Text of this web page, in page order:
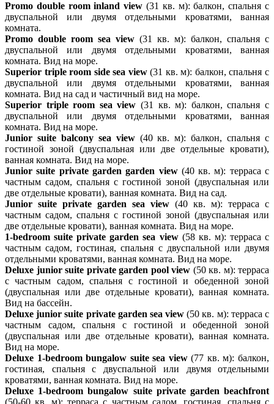
Promo double room inland view (31 кв. м): балкон, спальня с
двуспальной или двумя отдельными кроватями, ванная
комната.
Promo double room sea view (31 кв. м): балкон, спальня с
двуспальной или двумя отдельными кроватями, ванная
комната. Вид на море.
Superior triple room side sea view(31 кв. м): балкон, спальня с
двуспальной или двумя отдельными кроватями, ванная
комната. Вид на сад и частичный вид на море.
Superior triple room sea view (31 кв. м): балкон, спальня с
двуспальной или двумя отдельными кроватями, ванная
комната. Вид на море.
Junior suite balcony sea view(40 кв. м): балкон, спальня с
гостиной зоной (двуспальная или две отдельные кровати),
ванная комната. Вид на море.
Junior suite private garden garden view(40 кв. м): терраса с
частным садом, спальня с гостиной зоной (двуспальная или
две отдельные кровати), ванная комната. Вид на сад.
Junior suite private garden sea view (40 кв. м): терраса с
частным садом, спальня с гостиной зоной (двуспальная или
две отдельные кровати), ванная комната. Вид на море.
1-bedroom suite private garden sea view(58 кв. м): терраса с
частным садом, гостиная, спальня с двуспальной или двумя
отдельными кроватями, ванная комната. Вид на море.
Deluxe junior suite private garden pool view (50 кв. м): терраса
с частным садом, спальня с гостиной и обеденной зоной
(двуспальная или две отдельные кровати), ванная комната.
Вид на бассейн.
Deluxe junior suite private garden sea view (50 кв. м): терраса с
частным садом, спальня с гостиной и обеденной зоной
(двуспальная или две отдельные кровати), ванная комната.
Вид на море.
Deluxe 1-bedroom bungalow suite sea view(77 кв. м): балкон,
гостиная, спальня с двуспальной или двумя отдельными
кроватями, ванная комната. Вид на море.
Deluxe 1-bedroom bungalow suite private garden beachfront
(50-60 кв. м): терраса с частным садом, гостиная, спальня с